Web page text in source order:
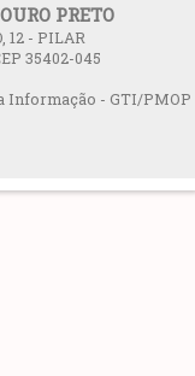
PRETO
12 - PILAR
35402-045
Informação - GTI/PMOP